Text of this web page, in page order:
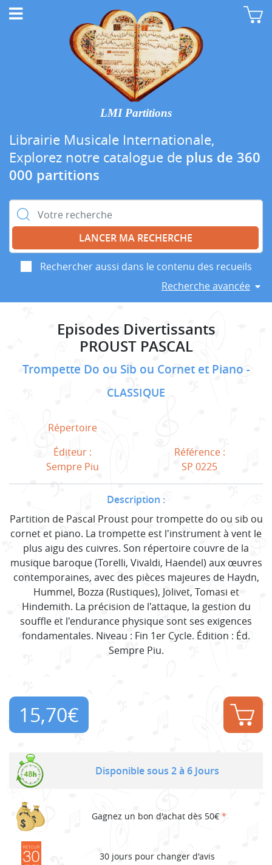
LMI Partitions
Librairie Musicale Internationale,
Explorez notre catalogue de plus de 360
000 partitions
Rechercher :
Rechercher aussi dans le contenu des recueils
Recherche avancée
Episodes Divertissants
PROUST PASCAL
Trompette Do ou Sib ou Cornet et Piano
CLASSIQUE
Répertoire
Éditeur :
Sempre Piu
Référence :
SP 0225
Description :
Partition de Pascal Proust pour trompette do ou sib ou
cornet et piano. La trompette est l'instrument à vent le
plus aigu des cuivres. Son répertoire couvre de la
musique baroque (Torelli, Vivaldi, Haendel) aux œuvres
contemporaines, avec des pièces majeures de Haydn,
Hummel, Bozza (Rustiques), Jolivet, Tomasi et
Hindemith. La précision de l'attaque, la gestion du
souffle et l'endurance physique sont ses exigences
fondamentales. Niveau : Fin 1er Cycle. Édition : Éd.
Sempre Piu.
15,70€
Disponible sous 2 à 6 Jours
Gagnez un bon d'achat dès 50€ *
30 jours pour changer d'avis